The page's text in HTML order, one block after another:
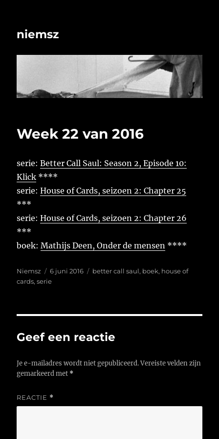
niemsz
Week 22 van 2016
serie:Better Call Saul: Season 2, Episode 10:
Klick ****
serie:House of Cards, seizoen 2: Chapter 25
***
serie:House of Cards, seizoen 2: Chapter 26
***
boek:Mathijs Deen, Onder de mensen ****
Auteur
Niemsz
Geplaatst
op
6 juni 2016 Tags
better call saul, boek, house of
cards,serie
Geef een reactie
Je e-mailadres wordt niet gepubliceerd. Vereiste velden zijn
gemarkeerd met *
REACTIE *